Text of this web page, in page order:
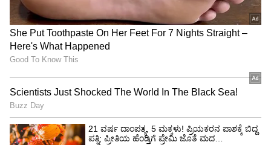
ಕನ್ನಡ ಅಂತ ಶುರುವಾಗಿದ್ದು ಈಗ ನಾಲ್ಕು ಭಾಷೆಗಳಲ್ಲಿ
ಬರುತ್ತಿದೆ: ಕಾಶಿಮಾ
ಕಿರುತೆರೆಯ ಯಶಸ್ಸು, ಹಿರಿತೆರೆಯಲ್ಲೂ ಸಿಗುತ್ತಾ?
ಇಲ್ಲಿವರೆಗೂ ನಮ್ಮನ್ನು ಕೈ ಹಿಡಿದಿದ್ದಾರೆ. ಸಿನಿಮಾ ನಿರ್ದೇಶನ,